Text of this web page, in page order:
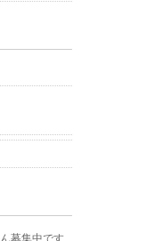
募集中です